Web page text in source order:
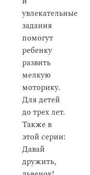
увлекательные
задания
помогут
ребенку
развить
мелкую
моторику.
Для детей
до трех лет.
Также в
этой серии:
Давай
дружить,